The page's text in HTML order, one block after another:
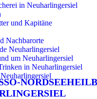
in Neuharlingersiel
und Kapitäne
Nachbarorte
Neuharlingersiel
um Neuharlingersiel
in Neuharlingersiel